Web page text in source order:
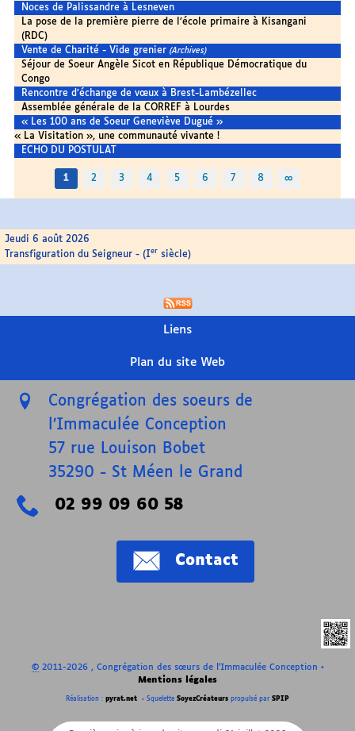
Noces de Palissandre à Lesneven
La pose de la première pierre de l’école primaire à Kisangani
(RDC)
Vente de Charité - Vide grenier(Archives)
Séjour de Soeur Angèle Sicot en République Démocratique du
Congo
Rencontre d’échange de vœux à Brest-Lambézellec
Assemblée générale de la CORREF à Lourdes
« Les 100 ans de Soeur Geneviève Dugué »
« La Visitation », une communauté vivante !
ECHO DU POSTULAT
1 2 3 4 5 6 7 8 ∞
Jeudi 6 août 2026
Transfiguration du Seigneur - (Ier siècle)
Liens
Plan du site Web
Congrégation des soeurs de
l’Immaculée Conception
57 rue Louison Bobet
35290 - St Méen le Grand
02 99 09 60 58
Contact
©2011-2026 , Congrégation des sœurs de l’Immaculée Conception •
Mentions légales
Réalisation : pyrat.net • Squelette SoyezCréateurs propulsé par SPIP